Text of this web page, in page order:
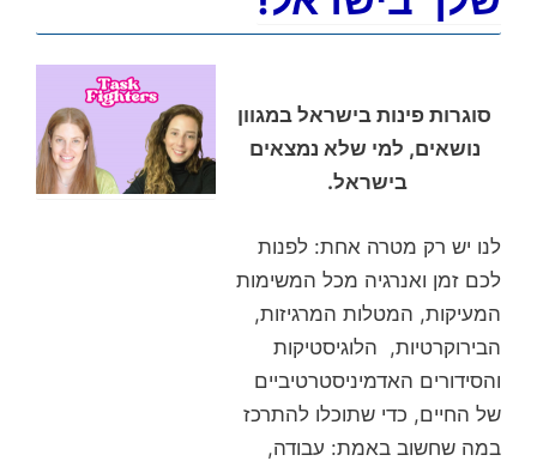
סוגרות פינות בישראל במגוון
נושאים, למי שלא נמצאים
בישראל.
לנו יש רק מטרה אחת: לפנות
לכם זמן ואנרגיה מכל המשימות
המעיקות, המטלות המרגיזות,
הבירוקרטיות, הלוגיסטיקות
והסידורים האדמיניסטרטיביים
של החיים, כדי שתוכלו להתרכז
במה שחשוב באמת: עבודה,